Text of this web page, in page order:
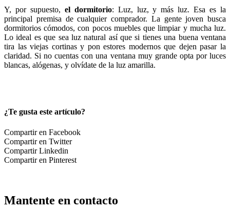
Y, por supuesto, el dormitorio: Luz, luz, y más luz. Esa es la
principal premisa de cualquier comprador. La gente joven busca
dormitorios cómodos, con pocos muebles que limpiar y mucha luz.
Lo ideal es que sea luz natural así que si tienes una buena ventana
tira las viejas cortinas y pon estores modernos que dejen pasar la
claridad. Si no cuentas con una ventana muy grande opta por luces
blancas, alógenas, y olvídate de la luz amarilla.
¿Te gusta este artículo?
Compartir en Facebook
Compartir en Twitter
Compartir Linkedin
Compartir en Pinterest
Mantente en contacto